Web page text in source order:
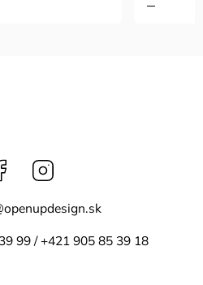
Facebook
openupdesign.sk
99 / +421 905 85 39 18